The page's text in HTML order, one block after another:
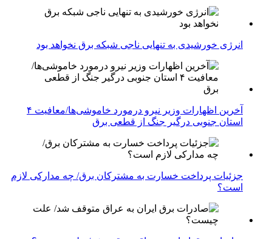
انرژی خورشیدی به تنهایی ناجی شبکه برق نخواهد بود
آخرین اظهارات وزیر نیرو درمورد خاموشی‌ها/معافیت ۴
استان جنوبی درگیر جنگ از قطعی برق
جزئیات پرداخت خسارت به مشترکان برق/ چه مدارکی لازم
است؟